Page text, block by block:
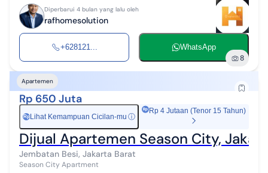
Diperbarui 4 bulan yang lalu oleh
rafhomesolution
+628121... WhatsApp
8
Apartemen
Rp 650 Juta
RpLihat Kemampuan Cicilan-mu ⓘ
Rp 4 Jutaan (Tenor 15 Tahun)
Dijual Apartemen Season City,
Jembatan Besi, Jakarta Barat
Season City Apartment